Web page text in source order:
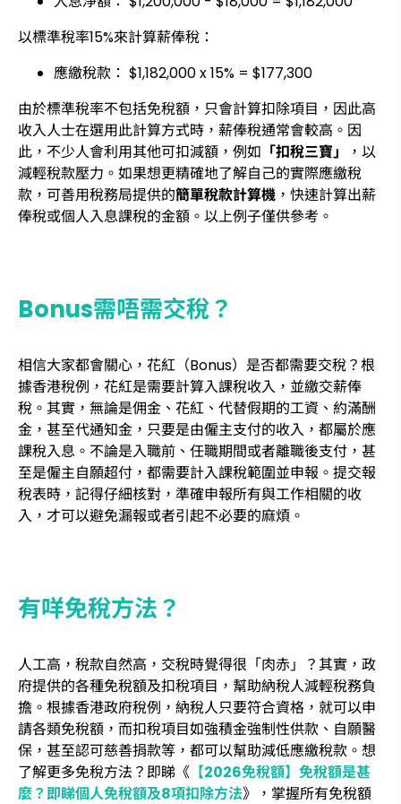
以標準稅率15%來計算薪俸稅：
應繳稅款： $1,182,000 x 15% = $177,300
由於標準稅率不包括免稅額，只會計算扣除項目，因此高
收入人士在選用此計算方式時，薪俸稅通常會較高。因
此，不少人會利用其他可扣減額，例如 「扣稅三寶」
，以
減輕稅款壓力。如果想更精確地了解自己的實際應繳稅
款，可善用稅務局提供的簡單稅款計算機 ，快速計算出薪
俸稅或個人入息課稅的金額。以上例子僅供參考。
Bonus需唔需交稅？
相信大家都會關心，花紅（Bonus）是否都需要交稅？根
據香港稅例，花紅是需要計算入課稅收入，並繳交薪俸
稅。其實，無論是佣金、花紅、代替假期的工資、約滿酬
金，甚至代通知金，只要是由僱主支付的收入，都屬於應
課稅入息。不論是入職前、任職期間或者離職後支付，甚
至是僱主自願超付，都需要計入課稅範圍並申報。提交報
稅表時，記得仔細核對，準確申報所有與工作相關的收
入，才可以避免漏報或者引起不必要的麻煩。
有咩免稅方法？
人工高，稅款自然高，交稅時覺得很「肉赤」？其實，政
府提供的各種免稅額及扣稅項目，幫助納稅人減輕稅務負
擔。根據香港政府稅例，納稅人只要符合資格，就可以申
請各類免稅額，而扣稅項目如強積金強制性供款、自願醫
保，甚至認可慈善捐款等，都可以幫助減低應繳稅款。想
了解更多免稅方法？即睇《 【2026免稅額】免稅額是甚
麼？即睇個人免稅額及8項扣除方法》，掌握所有免稅額